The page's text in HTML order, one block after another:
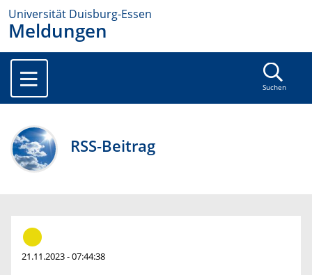
Universität Duisburg-Essen
Meldungen
Suchen
RSS-Beitrag
21.11.2023 - 07:44:38